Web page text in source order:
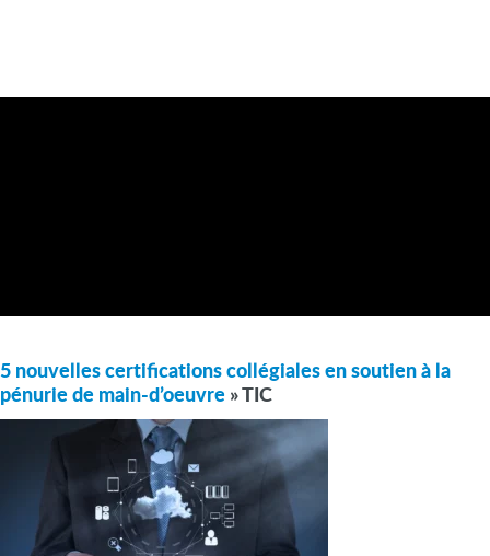
5 nouvelles certifications collégiales en soutien à la
pénurie de main-d’oeuvre » TIC